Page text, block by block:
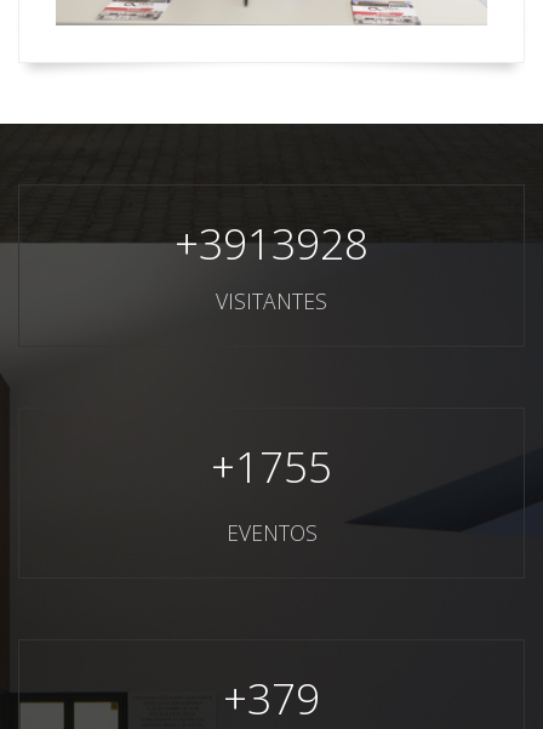
+3913928
VISITANTES
+1755
EVENTOS
+379